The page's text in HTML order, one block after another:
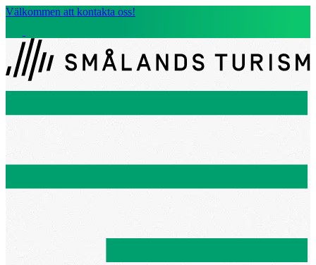
Välkommen att kontakta oss!